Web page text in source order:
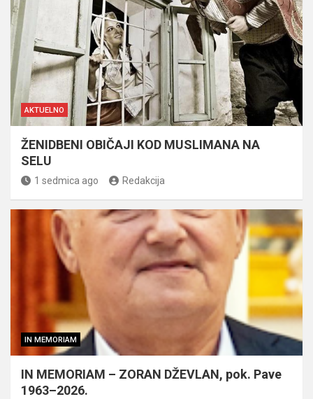
AKTUELNO
ŽENIDBENI OBIČAJI KOD MUSLIMANA NA
SELU
1 sedmica ago Redakcija
IN MEMORIAM
IN MEMORIAM – ZORAN DŽEVLAN, pok. Pave
1963–2026.